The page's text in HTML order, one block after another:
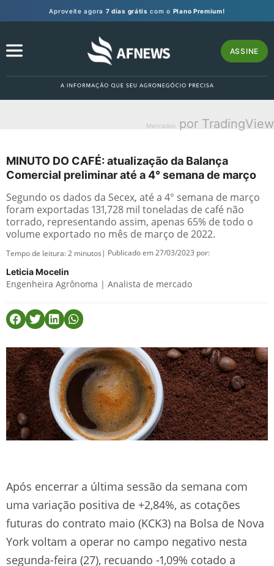
Aproveite agora 7 dias grátis com o Plano Premium!
ASSINE
Mercados por TradingView
MINUTO DO CAFÉ: atualização da Balança
Comercial preliminar até a 4° semana de março
Segundo os dados da Secex, até a 4° semana de março
foram exportadas 131,728 mil toneladas de café não
torrado, representando assim, apenas 65% de todo o
volume exportado no mês de março de 2022.
Tempo de leitura:2 minutos | Publicado em 27/03/2023 por:
Leticia Mocelin
Engenheira Agrônoma | Analista de mercado
Após encerrar a última sessão da semana com
uma variação positiva de +2,84%, as cotações
futuras do contrato maio (KCK3) na Bolsa de Nova
York voltam a operar no campo negativo nesta
segunda-feira (27), recuando -1,09% cotado a